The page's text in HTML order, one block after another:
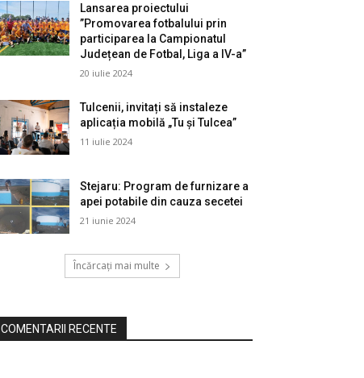
Lansarea proiectului
”Promovarea fotbalului prin
participarea la Campionatul
Județean de Fotbal, Liga a IV-a”
20 iulie 2024
Tulcenii, invitați să instaleze
aplicația mobilă „Tu și Tulcea”
11 iulie 2024
Stejaru: Program de furnizare a
apei potabile din cauza secetei
21 iunie 2024
Încărcați mai multe
COMENTARII RECENTE